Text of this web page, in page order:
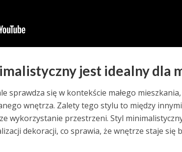
jest idealny dla
sprawdza się w kontekście małego
wnętrza. Zalety tego stylu to między
wykorzystanie przestrzeni. Styl
dekoracji, co sprawia, że wnętrze staje